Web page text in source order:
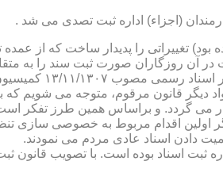
ثبت (آنچه كه در ماده ۴۷ قانون سابق مندرج شده بود)
آن روزگاران صورت ثبت سند را به
دفترخانه های
دیگر قانون مرقوم، متوجه می شویم
می گردد. و براساس همین طرز تفكر
دادن اسناد عادی مردم می نمودند.